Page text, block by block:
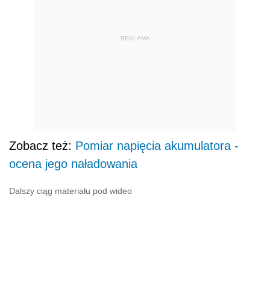
REKLAMA
Zobacz też: Pomiar napięcia akumulatora -
ocena jego naładowania
Dalszy ciąg materiału pod wideo